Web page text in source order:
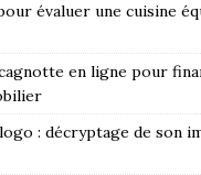
évaluer une cuisine
en ligne pour
: décryptage de son